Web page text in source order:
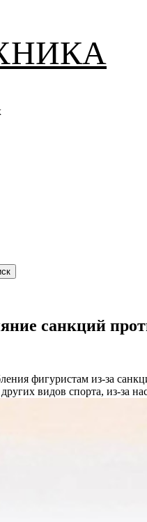
санкций
фигуристам из-за
видов спорта, из-за